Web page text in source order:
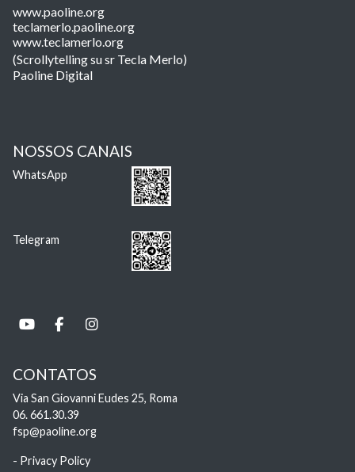
www.paoline.org
teclamerlo.paoline.org
www.teclamerlo.org
(Scrollytelling su sr Tecla Merlo)
Paoline Digital
NOSSOS CANAIS
WhatsApp
Telegram
CONTATOS
Via San Giovanni Eudes 25, Roma
06. 661.30.39
fsp@paoline.org
- Privacy Policy